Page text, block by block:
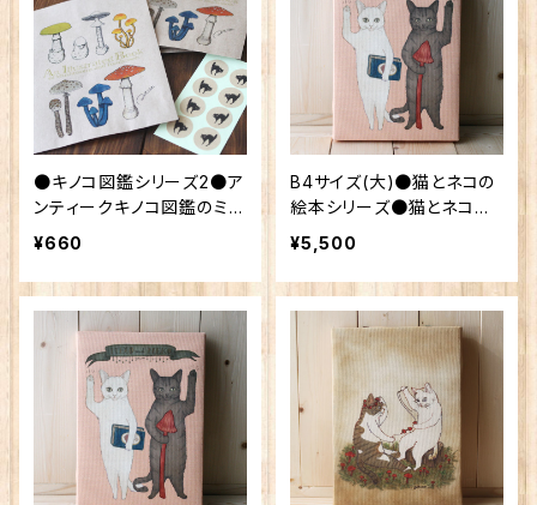
●キノコ図鑑シリーズ2●ア
ンティークキノコ図鑑のミニ
ラッピング袋
¥660
B4サイズ(大)●猫とネコの
絵本シリーズ●猫とネコの
ご挨拶
¥5,500